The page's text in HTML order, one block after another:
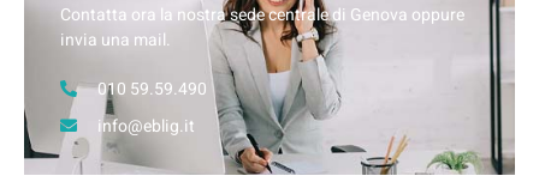
Contatta ora la nostra sede centrale di Genova oppure
invia una mail.
010 59.59.490
info@eblig.it